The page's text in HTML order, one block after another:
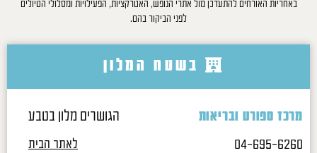
באחריות האורחים להתעדכן מול אתרי הנופש, האטרקציות, הפעילויות ומסלולי הטיולים
לפני הביקור בהם.
בשטח המלון
מרכז ספורט ובריאות
הגושרים מלון בטבע
04-695-6260
לאתר הבית